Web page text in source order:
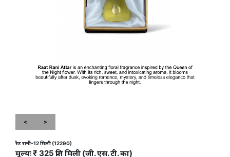
< >
रैट रानी-12 मिली (12290)
मूल्यः ₹ 325 प्रति मिली (जी. एस. टी. का)